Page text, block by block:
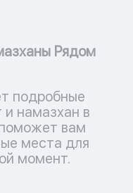
Рядом
подробные
намазхан в
вам
места для
момент.